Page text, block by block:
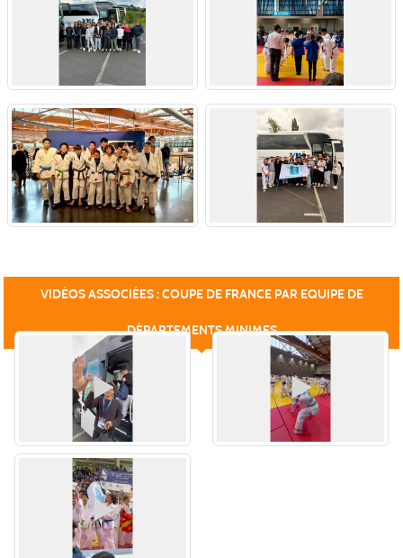
VIDÉOS ASSOCIÉES : COUPE DE FRANCE PAR EQUIPE DE
DÉPARTEMENTS MINIMES